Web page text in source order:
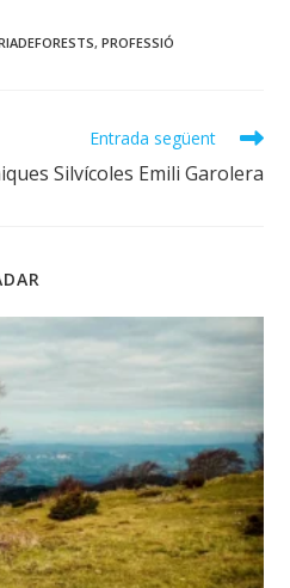
, PROFESSIÓ
Entrada següent
Silvícoles Emili Garolera